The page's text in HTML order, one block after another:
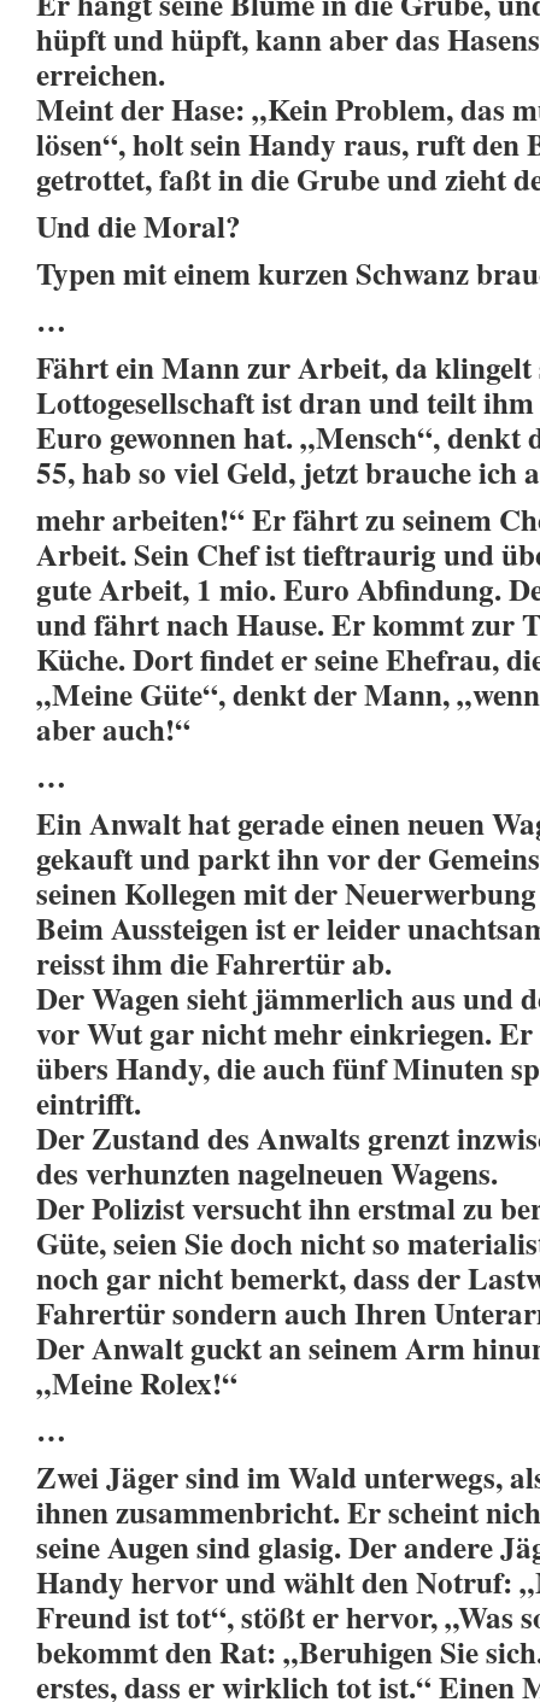
hüpft und hüpft, kann aber das
erreichen.
Meint der Hase: „Kein Problem, das
lösen“, holt sein Handy raus, ruft den
getrottet, faßt in die Grube und zieht
Und die Moral?
Typen mit einem kurzen Schwanz
…
Fährt ein Mann zur Arbeit, da klingelt
Lottogesellschaft ist dran und teilt
Euro gewonnen hat. „Mensch“,
55, hab so viel Geld, jetzt brauche ich
mehr arbeiten!“ Er fährt zu seinem
Arbeit. Sein Chef ist tieftraurig und
gute Arbeit, 1 mio. Euro Abfindung.
und fährt nach Hause. Er kommt zur
Küche. Dort findet er seine Ehefrau,
„Meine Güte“, denkt der Mann,
aber auch!“
…
Ein Anwalt hat gerade einen neuen
gekauft und parkt ihn vor der
seinen Kollegen mit der
Beim Aussteigen ist er leider
reisst ihm die Fahrertür ab.
Der Wagen sieht jämmerlich aus und
vor Wut gar nicht mehr einkriegen.
übers Handy, die auch fünf Minuten
eintrifft.
Der Zustand des Anwalts grenzt
des verhunzten nagelneuen Wagens.
Der Polizist versucht ihn erstmal zu
Güte, seien Sie doch nicht so
noch gar nicht bemerkt, dass der
Fahrertür sondern auch Ihren
Der Anwalt guckt an seinem Arm
„Meine Rolex!“
…
Zwei Jäger sind im Wald unterwegs,
ihnen zusammenbricht. Er scheint
seine Augen sind glasig. Der andere
Handy hervor und wählt den Notruf:
Freund ist tot“, stößt er hervor, „Was
bekommt den Rat: „Beruhigen Sie
erstes, dass er wirklich tot ist.“ Einen